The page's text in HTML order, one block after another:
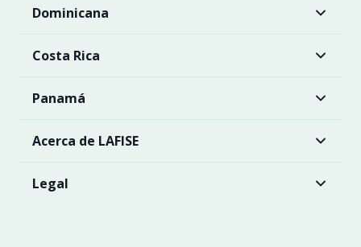
Dominicana
Costa Rica
Panamá
Acerca de LAFISE
Legal